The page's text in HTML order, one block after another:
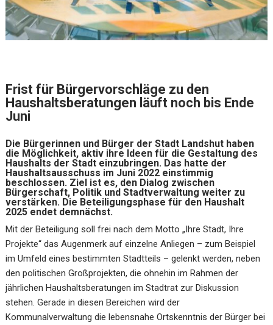
Frist für Bürgervorschläge zu den
Haushaltsberatungen läuft noch bis Ende
Juni
Die Bürgerinnen und Bürger der Stadt Landshut haben
die Möglichkeit, aktiv ihre Ideen für die Gestaltung des
Haushalts der Stadt einzubringen. Das hatte der
Haushaltsausschuss im Juni 2022 einstimmig
beschlossen. Ziel ist es, den Dialog zwischen
Bürgerschaft, Politik und Stadtverwaltung weiter zu
verstärken. Die Beteiligungsphase für den Haushalt
2025 endet demnächst.
Mit der Beteiligung soll frei nach dem Motto „Ihre Stadt, Ihre
Projekte“ das Augenmerk auf einzelne Anliegen – zum Beispiel
im Umfeld eines bestimmten Stadtteils – gelenkt werden, neben
den politischen Großprojekten, die ohnehin im Rahmen der
jährlichen Haushaltsberatungen im Stadtrat zur Diskussion
stehen. Gerade in diesen Bereichen wird der
Kommunalverwaltung die lebensnahe Ortskenntnis der Bürger bei